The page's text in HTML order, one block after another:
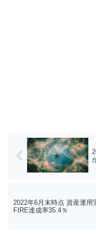
2022年6月末時点 資産運用
FIRE達成率35.4％